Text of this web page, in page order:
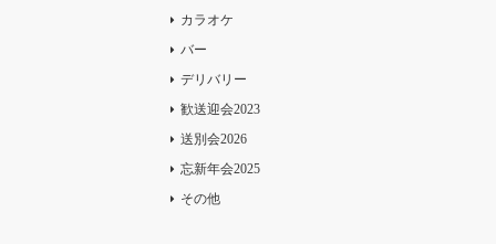
カラオケ
バー
デリバリー
歓送迎会2023
送別会2026
忘新年会2025
その他